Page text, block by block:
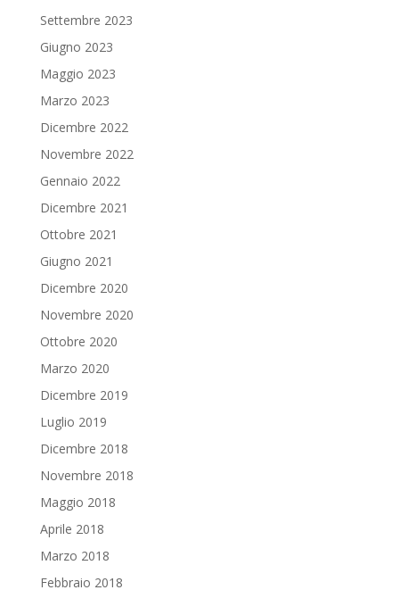
Settembre 2023
Giugno 2023
Maggio 2023
Marzo 2023
Dicembre 2022
Novembre 2022
Gennaio 2022
Dicembre 2021
Ottobre 2021
Giugno 2021
Dicembre 2020
Novembre 2020
Ottobre 2020
Marzo 2020
Dicembre 2019
Luglio 2019
Dicembre 2018
Novembre 2018
Maggio 2018
Aprile 2018
Marzo 2018
Febbraio 2018